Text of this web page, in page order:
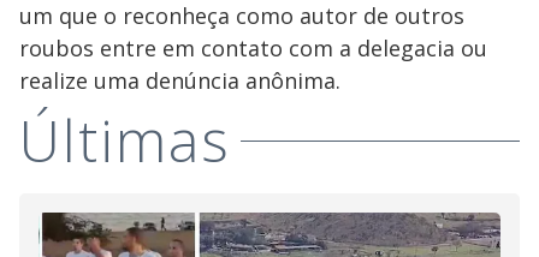
um que o reconheça como autor de outros
roubos entre em contato com a delegacia ou
realize uma denúncia anônima.
Últimas